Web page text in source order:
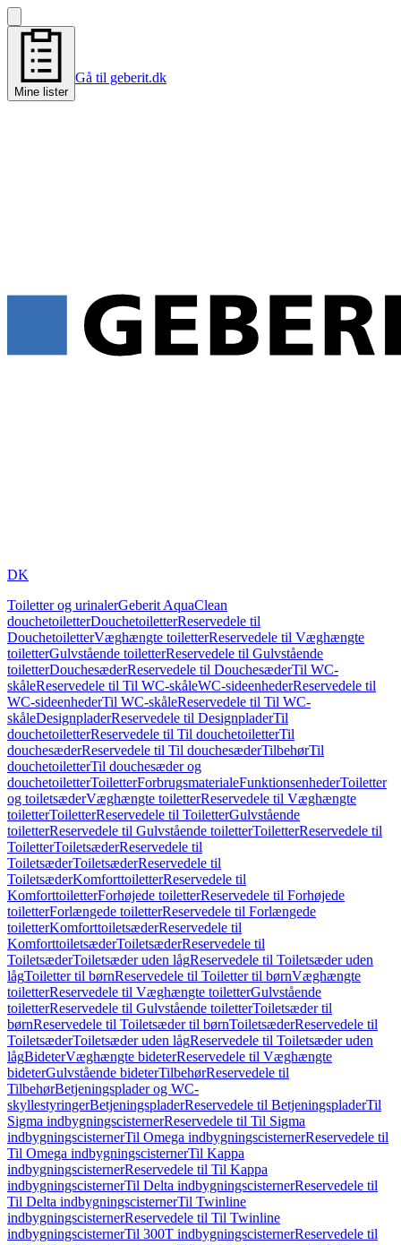
Mine lister
Gå til geberit.dk
DK
Toiletter og urinalerGeberit AquaClean
douchetoiletterDouchetoiletterReservedele til
DouchetoiletterVæghængte toiletterReservedele til Væghængte
toiletterGulvstående toiletterReservedele til Gulvstående
toiletterDouchesæderReservedele til DouchesæderTil WC-
skåleReservedele til Til WC-skåleWC-sideenhederReservedele til
WC-sideenhederTil WC-skåleReservedele til Til WC-
skåleDesignpladerReservedele til DesignpladerTil
douchetoiletterReservedele til Til douchetoiletterTil
douchesæderReservedele til Til douchesæderTilbehørTil
douchetoiletterTil douchesæder og
douchetoiletterToiletterForbrugsmaterialeFunktionsenhederToiletter
og toiletsæderVæghængte toiletterReservedele til Væghængte
toiletterToiletterReservedele til ToiletterGulvstående
toiletterReservedele til Gulvstående toiletterToiletterReservedele til
ToiletterToiletsæderReservedele til
ToiletsæderToiletsæderReservedele til
ToiletsæderKomforttoiletterReservedele til
KomforttoiletterForhøjede toiletterReservedele til Forhøjede
toiletterForlængede toiletterReservedele til Forlængede
toiletterKomforttoiletsæderReservedele til
KomforttoiletsæderToiletsæderReservedele til
ToiletsæderToiletsæder uden lågReservedele til Toiletsæder uden
lågToiletter til børnReservedele til Toiletter til børnVæghængte
toiletterReservedele til Væghængte toiletterGulvstående
toiletterReservedele til Gulvstående toiletterToiletsæder til
børnReservedele til Toiletsæder til børnToiletsæderReservedele til
ToiletsæderToiletsæder uden lågReservedele til Toiletsæder uden
lågBideterVæghængte bideterReservedele til Væghængte
bideterGulvstående bideterTilbehørReservedele til
TilbehørBetjeningsplader og WC-
skyllestyringerBetjeningspladerReservedele til BetjeningspladerTil
Sigma indbygningscisternerReservedele til Til Sigma
indbygningscisternerTil Omega indbygningscisternerReservedele til
Til Omega indbygningscisternerTil Kappa
indbygningscisternerReservedele til Til Kappa
indbygningscisternerTil Delta indbygningscisternerReservedele til
Til Delta indbygningscisternerTil Twinline
indbygningscisternerReservedele til Til Twinline
indbygningscisternerTil 300T indbygningscisternerReservedele til